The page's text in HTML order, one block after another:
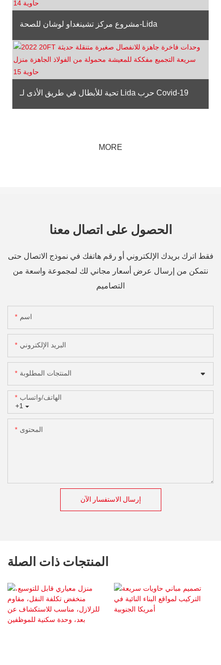
مشروع مركز تشينغداو لوشان للصحة-Lida
تحية للأبطال في طريق الأذى لـ Lida حرب Covid-19
MORE
الحصول على اتصال معنا
فقط اترك بريدك الإلكتروني أو رقم هاتفك في نموذج الاتصال حتى
نتمكن من إرسال عرض أسعار مجاني لك لمجموعة واسعة من
التصاميم
اسم
البريد الإلكتروني
المنتجات المطلوبة
+1
الهاتف/واتساب
المحتوى
إرسال الاستفسار الآن
المنتجات ذات الصلة